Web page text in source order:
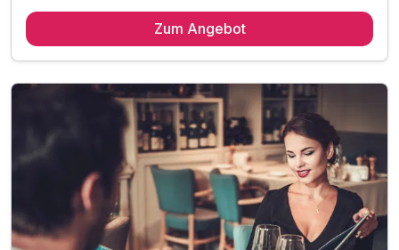
2 x Frühstück vom ausgewogenen Schlemmerbuffet
1 x Cocktail Gutschein für unsere Bar
1 x Flasche Sekt 0,75 l pro Zimmer
1 x Wellnesstasche: Bademantel & Slipper
inkl. Nutzung des 1000m² großen Wellnessbereiches
inkl. Nutzung von Innen- & Außenpool
inkl. Saunalandschaft mit drei Saunen
inkl. Ruheraum mit Panorama-Fenster
Zum Angebot